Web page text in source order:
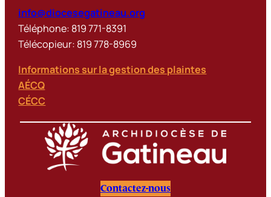
info@diocesegatineau.org
Téléphone: 819 771-8391
Télécopieur: 819 778-8969
Informations sur la gestion des plaintes
AÉCQ
CÉCC
Contactez-nous